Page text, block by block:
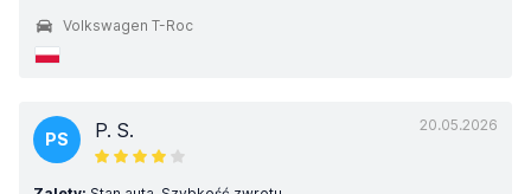
Volkswagen T-Roc
20.05.2026
PS P. S.